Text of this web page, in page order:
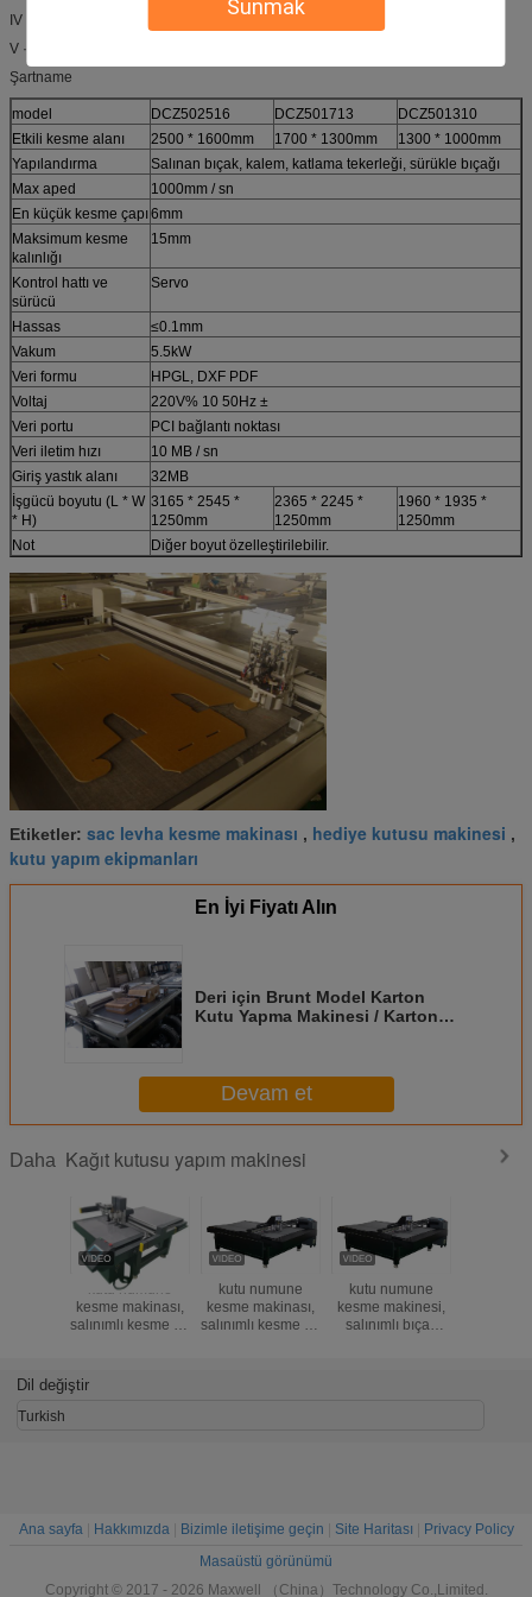
Sunmak
IV · Güvenlik görevlisi yaralanmalardan korunmak için donatılmıştır.
V · Brunt modeli AB ve ABD pazarında iyi satıldı
Şartname
model DCZ502516 DCZ501713
DCZ501310
Etkili kesme alanı
2500 * 1600mm 1700 * 1300mm
1300 * 1000mm
Yapılandırma
Salınan bıçak, kalem, katlama tekerleği, sürükle bıçağı
Max aped
1000mm / sn
En küçük kesme çapı6mm
Maksimum kesme
kalınlığı
15mm
Kontrol hattı ve
sürücü
Servo
Hassas
≤0.1mm
Vakum
5.5kW
Veri formu
HPGL, DXF PDF
Voltaj
220V% 10 50Hz ±
Veri portu
PCI bağlantı noktası
Veri iletim hızı
10 MB / sn
Giriş yastık alanı
32MB
İşgücü boyutu (L * W
* H)
3165 * 2545 *
1250mm
2365 * 2245 *
1250mm
1960 * 1935 *
1250mm
Not
Diğer boyut özelleştirilebilir.
Etiketler: sac levha kesme makinası , hediye kutusu makinesi ,
kutu yapım ekipmanları
En İyi Fiyatı Alın
Deri için Brunt Model Karton
Kutu Yapma Makinesi / Karton
Devam et
Daha Kağıt kutusu yapım makinesi
kutu numune
kesme makinası,
salınımlı kesme ve
yapımcısı, dijital
kutu numune
kesme makinası,
salınımlı kesme ve
kutu numune
kesme makinesi,
salınımlı bıçak
Dil değiştir
Turkish
Ana sayfa| Hakkımızda| Bizimle iletişime geçin Site Haritası
Privacy Policy
Masaüstü görünümü
Copyright © 2017 - 2026 Maxwell （China）Technology Co.,Limited.